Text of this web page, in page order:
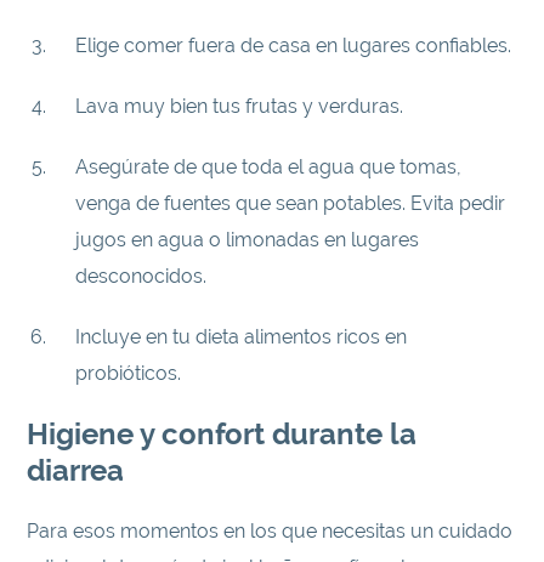
Elige comer fuera de casa en lugares confiables.
Lava muy bien tus frutas y verduras.
Asegúrate de que toda el agua que tomas,
venga de fuentes que sean potables. Evita pedir
jugos en agua o limonadas en lugares
desconocidos.
Incluye en tu dieta alimentos ricos en
probióticos.
Higiene y confort durante la
diarrea
Para esos momentos en los que necesitas un cuidado